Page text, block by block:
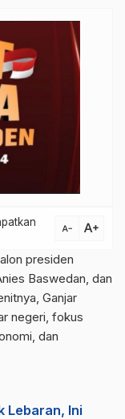
text_decrease text_increase
presiden
Baswedan, dan
Ganjar
negeri, fokus
dan
Lebaran, Ini